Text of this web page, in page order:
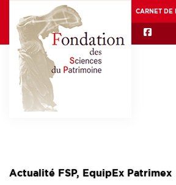
CARNET DE
ASSOCIATION DES JEUNES CHERCHEURS EN
Actualité FSP, EquipEx Patrimex